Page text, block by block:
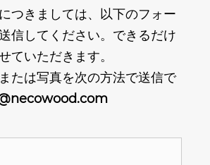
つきましては、以下のフォー
信してください。できるだけ
ていただきます。
たは写真を次の方法で送信で